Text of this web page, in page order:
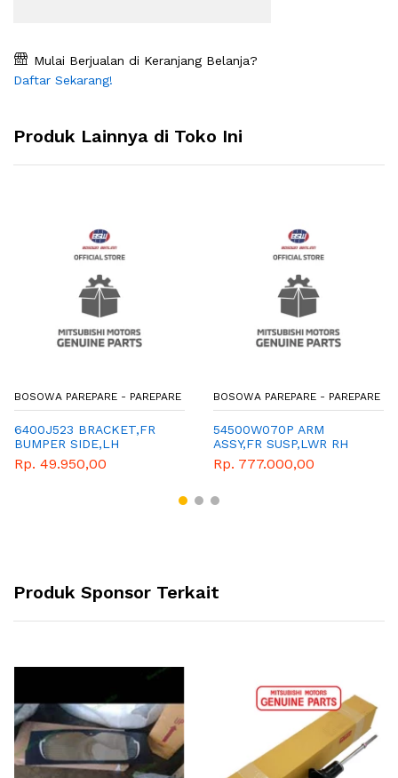
Mulai Berjualan di Keranjang Belanja?
Daftar Sekarang!
Produk Lainnya di Toko Ini
BOSOWA PAREPARE - PAREPARE
6400J523 BRACKET,FR
BUMPER SIDE,LH
Rp. 49.950,00
BOSOWA PAREPARE - PAREPARE
54500W070P ARM
ASSY,FR SUSP,LWR RH
Rp. 777.000,00
Produk Sponsor Terkait